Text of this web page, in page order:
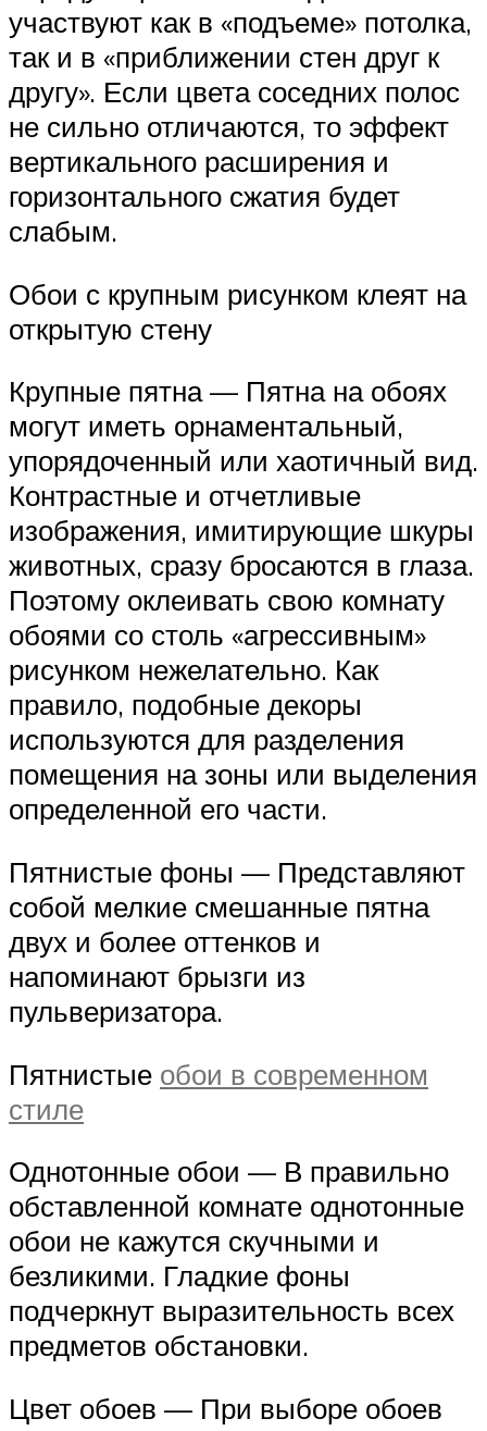
участвуют как в «подъеме» потолка,
так и в «приближении стен друг к
другу». Если цвета соседних полос
не сильно отличаются, то эффект
вертикального расширения и
горизонтального сжатия будет
слабым.
Обои с крупным рисунком клеят на
открытую стену
Крупные пятна — Пятна на обоях
могут иметь орнаментальный,
упорядоченный или хаотичный вид.
Контрастные и отчетливые
изображения, имитирующие шкуры
животных, сразу бросаются в глаза.
Поэтому оклеивать свою комнату
обоями со столь «агрессивным»
рисунком нежелательно. Как
правило, подобные декоры
используются для разделения
помещения на зоны или выделения
определенной его части.
Пятнистые фоны — Представляют
собой мелкие смешанные пятна
двух и более оттенков и
напоминают брызги из
пульверизатора.
Пятнистые обои в современном
стиле
Однотонные обои — В правильно
обставленной комнате однотонные
обои не кажутся скучными и
безликими. Гладкие фоны
подчеркнут выразительность всех
предметов обстановки.
Цвет обоев — При выборе обоев